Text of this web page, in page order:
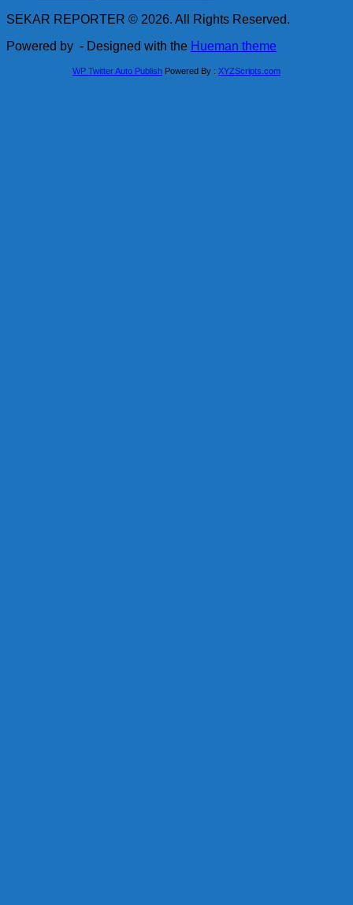
SEKAR REPORTER © 2026. All Rights Reserved.
Powered by - Designed with the Hueman theme
WP Twitter Auto Publish Powered By : XYZScripts.com